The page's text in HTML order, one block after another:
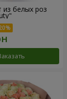
из белых роз